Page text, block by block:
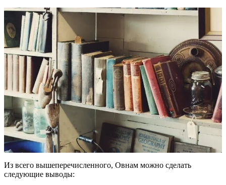
Из всего вышеперечисленного, Овнам можно сделать
следующие выводы: